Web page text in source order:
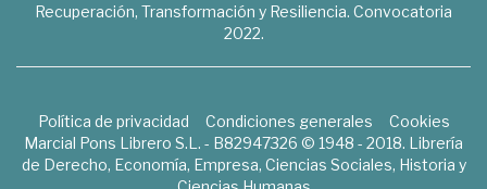
Recuperación, Transformación y Resiliencia. Convocatoria
2022.
Política de privacidad Condiciones generales
Cookies
Marcial Pons Librero S.L. - B82947326 © 1948 - 2018. Librería
de Derecho, Economía, Empresa, Ciencias Sociales, Historia y